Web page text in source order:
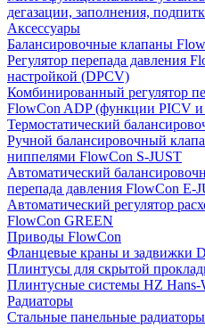
дегазации, заполнения,
Аксессуары
Балансировочные клапаны
Регулятор перепада давления
настройкой (DPCV)
Комбинированный регулятор
FlowСon ADP (функции PICV
Термостатический
Ручной балансировочный
ниппелями FlowСon S-JUST
Автоматический
перепада давления FlowСon E-
Автоматический регулятор
FlowСon GREEN
Приводы FlowCon
Фланцевые краны и задвижки
Плинтусы для скрытой
Плинтусные системы HZ Hans-
Радиаторы
Стальные панельные радиаторы